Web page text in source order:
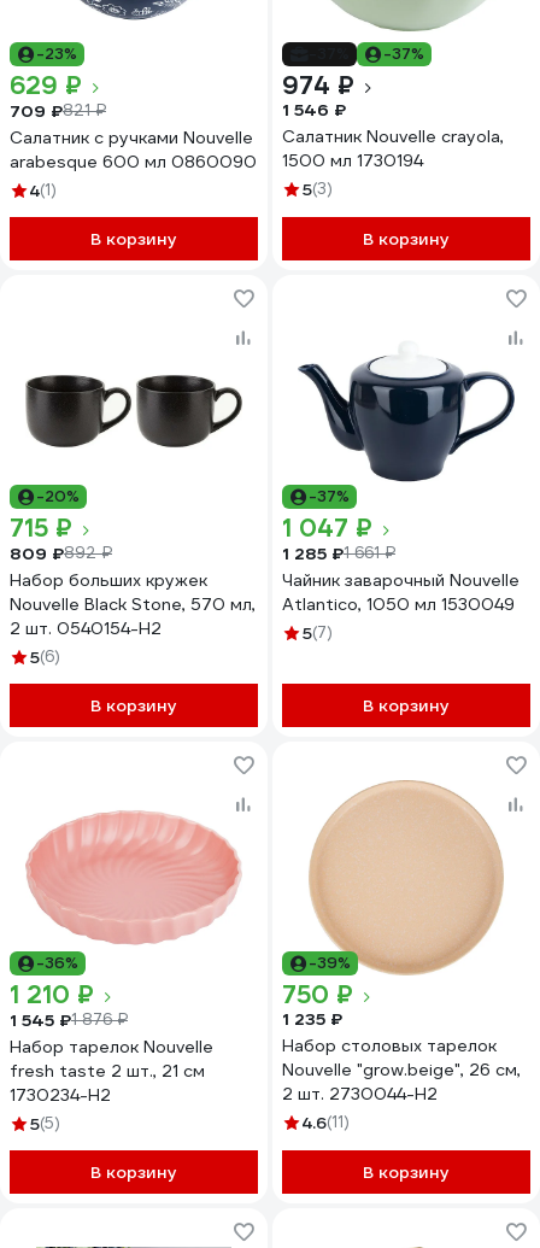
-23%
629 ₽
709 ₽821 ₽
Салатник с ручками Nouvelle
arabesque 600 мл 0860090
4(1)
В корзину
-37%
974 ₽
1 546 ₽
Салатник Nouvelle crayola,
1500 мл 1730194
5(3)
В корзину
-20%
715 ₽
809 ₽892 ₽
Набор больших кружек
Nouvelle Black Stone, 570 мл,
2 шт. 0540154-Н2
5(6)
В корзину
-37%
1 047 ₽
1 285 ₽1 661 ₽
Чайник заварочный Nouvelle
Atlantico, 1050 мл 1530049
5(7)
В корзину
-36%
1 210 ₽
1 545 ₽1 876 ₽
Набор тарелок Nouvelle
fresh taste 2 шт., 21 см
1730234-Н2
5(5)
В корзину
-39%
750 ₽
1 235 ₽
Набор столовых тарелок
Nouvelle "grow.beige", 26 см,
2 шт. 2730044-Н2
4.6(11)
В корзину